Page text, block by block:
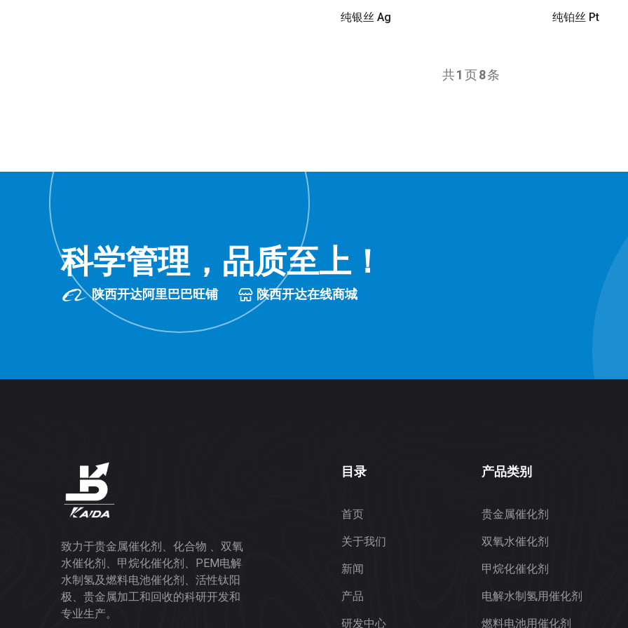
纯银丝 Ag 纯铂丝 Pt
共1 页8条
科学管理，品质至上！
陕西开达阿里巴巴旺铺 陕西开达在线商城
致力于贵金属催化剂、化合物 、双氧
水催化剂、甲烷化催化剂、PEM电解
水制氢及燃料电池催化剂、活性钛阳
极、贵金属加工和回收的科研开发和
专业生产。
目录
首页
关于我们
新闻
产品
研发中心
产品类别
贵金属催化剂
双氧水催化剂
甲烷化催化剂
电解水制氢用催化剂
燃料电池用催化剂